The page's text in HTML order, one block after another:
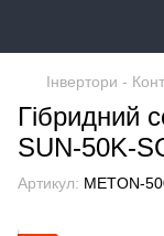
Інвертори -
Гібридний
SUN-50K-
Артикул: METON-